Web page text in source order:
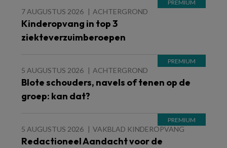
7 AUGUSTUS 2026 ACHTERGROND
Kinderopvang in top 3
ziekteverzuimberoepen
5 AUGUSTUS 2026 ACHTERGROND
Blote schouders, navels of tenen op de
groep: kan dat?
5 AUGUSTUS 2026 VAKBLAD KINDEROPVANG
Redactioneel Aandacht voor de